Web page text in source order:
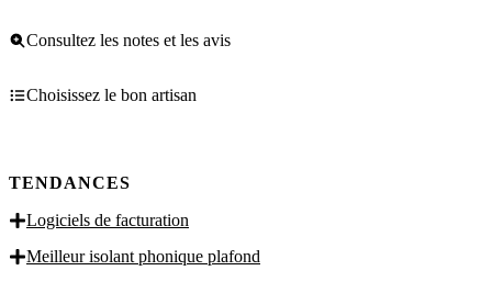
Consultez les notes et les avis
Choisissez le bon artisan
TENDANCES
Logiciels de facturation
Meilleur isolant phonique plafond